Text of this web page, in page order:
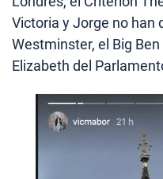
Victoria y Jorge no han
Westminster, el Big
Elizabeth del